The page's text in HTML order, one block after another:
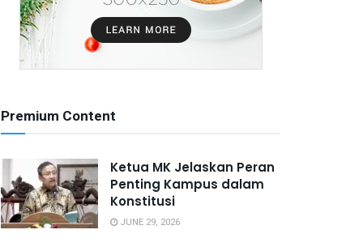
Premium Content
Ketua MK Jelaskan Peran
Penting Kampus dalam
Konstitusi
JUNE 29, 2026